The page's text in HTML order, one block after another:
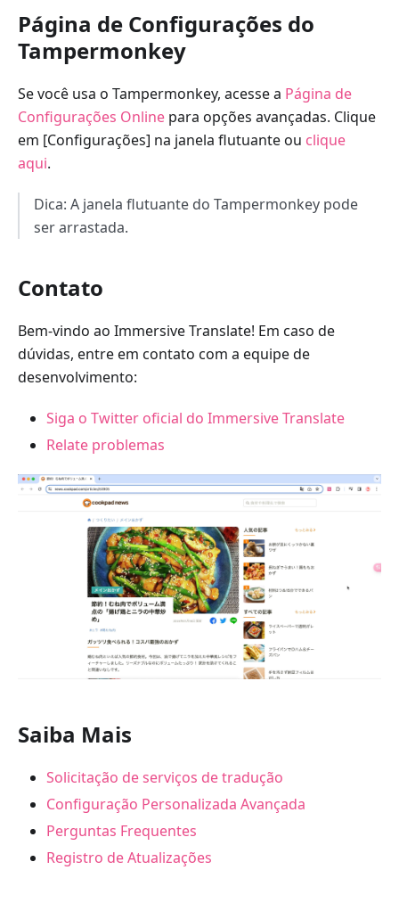
Página de Configurações do
Tampermonkey
Se você usa o Tampermonkey, acesse a Página de
Configurações Online para opções avançadas. Clique
em [Configurações] na janela flutuante ou clique
aqui.
Dica: A janela flutuante do Tampermonkey pode
ser arrastada.
Contato
Bem-vindo ao Immersive Translate! Em caso de
dúvidas, entre em contato com a equipe de
desenvolvimento:
Siga o Twitter oficial do Immersive Translate
Relate problemas
Saiba Mais
Solicitação de serviços de tradução
Configuração Personalizada Avançada
Perguntas Frequentes
Registro de Atualizações